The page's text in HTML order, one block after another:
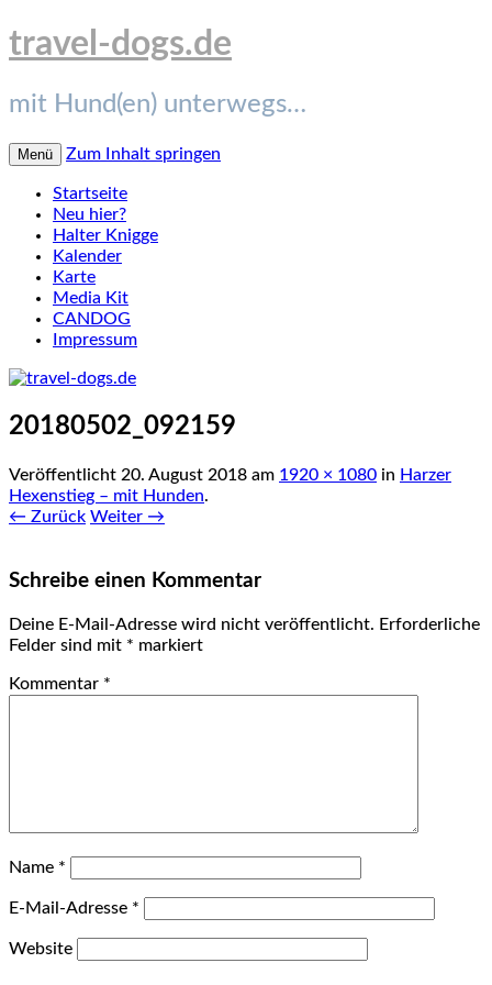
travel-dogs.de
mit Hund(en) unterwegs…
Menü Zum Inhalt springen
Startseite
Neu hier?
Halter Knigge
Kalender
Karte
Media Kit
CANDOG
Impressum
20180502_092159
Veröffentlicht 20. August 2018 am 1920 × 1080 in Harzer
Hexenstieg – mit Hunden.
← Zurück Weiter →
Schreibe einen Kommentar
Deine E-Mail-Adresse wird nicht veröffentlicht. Erforderliche
Felder sind mit * markiert
Kommentar *
Name *
E-Mail-Adresse *
Website